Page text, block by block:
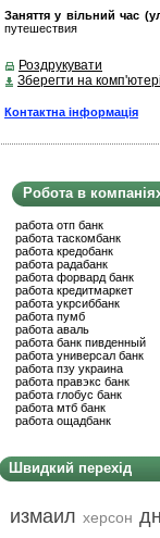
Заняття у вільний час
путешествия
Роздрукувати
Зберегти на комп'ютері
Контактна інформація
Робота в
работа отп банк
работа таскомбанк
работа кредобанк
работа радабанк
работа форвард банк
работа кредитмаркет
работа укрсиббанк
работа пумб
работа аваль
работа банк пивденный
работа универсал банк
работа пзу украина
работа правэкс банк
работа глобус банк
работа мтб банк
работа ощадбанк
Швидкий перехід
измаил херсон